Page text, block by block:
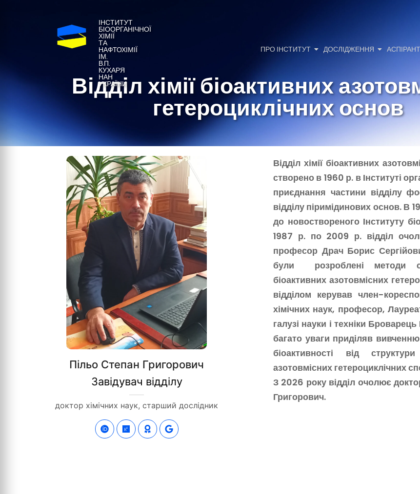
ІНСТИТУТ
БІООРГАНІЧНОЇ
ХІМІЇ
ТА
НАФТОХІМІЇ
ІМ.
В.П.
КУХАРЯ
НАН
УКРАЇНИ
ПРО ІНСТИТУТ ДОСЛІДЖЕННЯ
Відділ хімії біоактивних
гетероциклічних основ
Пільо Степан Григорович
Завідувач відділу
доктор хімічних наук, старший дослідник
Відділ хімії біоактивних
створено в 1960 р. в Інституті
приєднання частини відділу
відділу піримідинових основ. В
до новоствореного Інституту
1987 р. по 2009 р. відділ
професор Драч Борис
були розроблені методи
біоактивних азотовмісних
відділом керував член-
хімічних наук, професор,
галузі науки і техніки
багато уваги приділяв вивченню
біоактивності від
азотовмісних гетероциклічних
З 2026 року відділ очолює
Григорович.